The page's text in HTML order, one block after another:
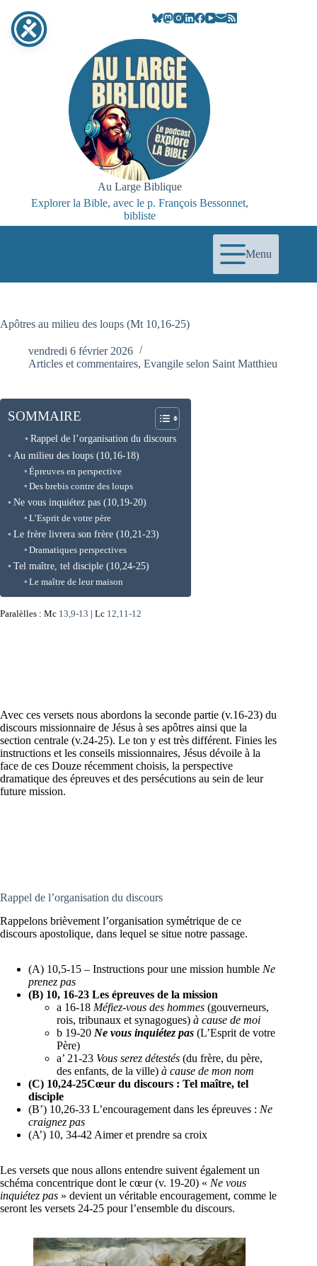
contenu
Au Large Biblique
Explorer la Bible, avec le p. François Bessonnet,
bibliste
Menu
Apôtres au milieu des loups (Mt 10,16-25)
vendredi 6 février 2026
Articles et commentaires, Evangile selon Saint Matthieu
SOMMAIRE
Rappel de l’organisation du discours
Au milieu des loups (10,16-18)
Épreuves en perspective
Des brebis contre des loups
Ne vous inquiétez pas (10,19-20)
L’Esprit de votre père
Le frère livrera son frère (10,21-23)
Dramatiques perspectives
Tel maître, tel disciple (10,24-25)
Le maître de leur maison
Paralèlles : Mc 13,9-13 | Lc 12,11-12
Avec ces versets nous abordons la seconde partie (v.16-23) du
discours missionnaire de Jésus à ses apôtres ainsi que la
section centrale (v.24-25). Le ton y est très différent. Finies les
instructions et les conseils missionnaires, Jésus dévoile à la
face de ces Douze récemment choisis, la perspective
dramatique des épreuves et des persécutions au sein de leur
future mission.
Rappel de l’organisation du discours
Rappelons brièvement l’organisation symétrique de ce
discours apostolique, dans lequel se situe notre passage.
(A) 10,5-15 – Instructions pour une mission humble Ne
prenez pas
(B) 10, 16-23 Les épreuves de la mission
a 16-18 Méfiez-vous des hommes (gouverneurs,
rois, tribunaux et synagogues) à cause de moi
b 19-20 Ne vous inquiétez pas (L’Esprit de votre
Père)
a’ 21-23 Vous serez détestés (du frère, du père,
des enfants, de la ville) à cause de mon nom
(C) 10,24-25Cœur du discours : Tel maître, tel
disciple
(B’) 10,26-33 L’encouragement dans les épreuves : Ne
craignez pas
(A’) 10, 34-42 Aimer et prendre sa croix
Les versets que nous allons entendre suivent également un
schéma concentrique dont le cœur (v. 19-20) « Ne vous
inquiétez pas » devient un véritable encouragement, comme le
seront les versets 24-25 pour l’ensemble du discours.